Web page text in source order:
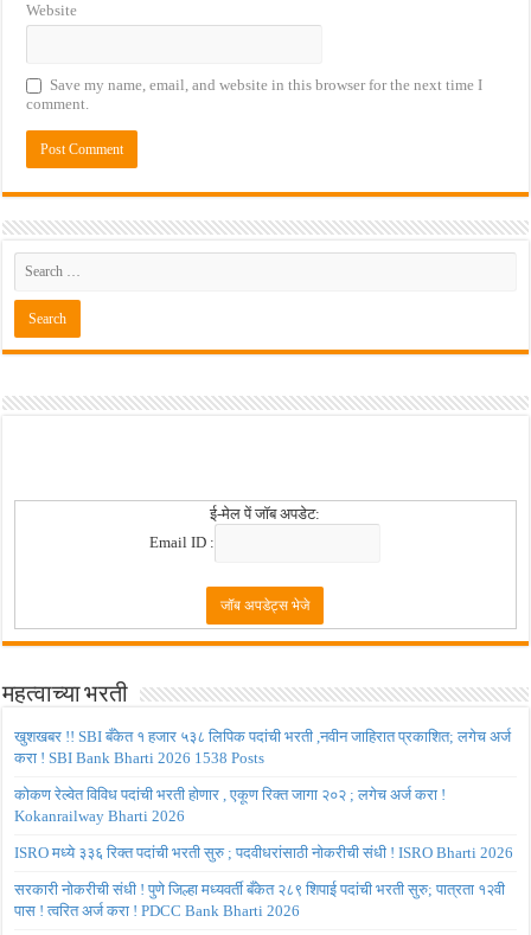
Website
Save my name, email, and website in this browser for the next time I
comment.
ई-मेल पें जॉब अपडेट:
Email ID :
महत्वाच्या भरती
खुशखबर !! SBI बँकेत १ हजार ५३८ लिपिक पदांची भरती ,नवीन जाहिरात प्रकाशित; लगेच अर्ज
करा ! SBI Bank Bharti 2026 1538 Posts
कोकण रेल्वेत विविध पदांची भरती होणार , एकूण रिक्त जागा २०२ ; लगेच अर्ज करा !
Kokanrailway Bharti 2026
ISRO मध्ये ३३६ रिक्त पदांची भरती सुरु ; पदवीधरांसाठी नोकरीची संधी ! ISRO Bharti 2026
सरकारी नोकरीची संधी ! पुणे जिल्हा मध्यवर्ती बँकेत २८९ शिपाई पदांची भरती सुरु; पात्रता १२वी
पास ! त्वरित अर्ज करा ! PDCC Bank Bharti 2026